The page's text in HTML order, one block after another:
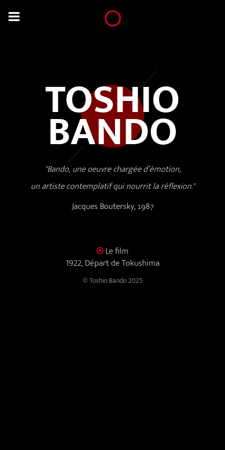
TOSHIO
BANDO
"Bando, une oeuvre chargée d’émotion,
un artiste contemplatif qui nourrit la réflexion."
Jacques Boutersky, 1987
Le film
1922, Départ de Tokushima
© Toshio Bando 2025